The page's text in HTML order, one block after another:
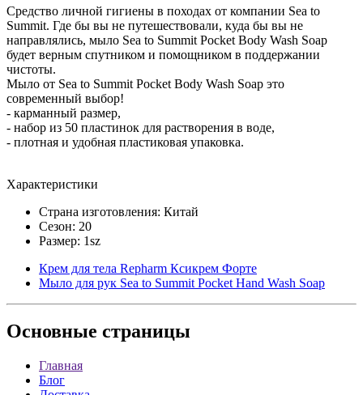
Средство личной гигиены в походах от компании Sea to
Summit. Где бы вы не путешествовали, куда бы вы не
направлялись, мыло Sea to Summit Pocket Body Wash Soap
будет верным спутником и помощником в поддержании
чистоты.
Мыло от Sea to Summit Pocket Body Wash Soap это
современный выбор!
- карманный размер,
- набор из 50 пластинок для растворения в воде,
- плотная и удобная пластиковая упаковка.
Характеристики
Страна изготовления: Китай
Сезон: 20
Размер: 1sz
Крем для тела Repharm Ксикрем Форте
Мыло для рук Sea to Summit Pocket Hand Wash Soap
Основные страницы
Главная
Блог